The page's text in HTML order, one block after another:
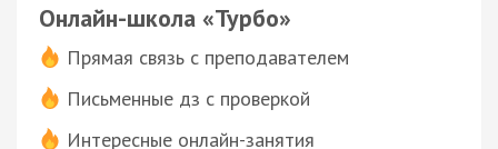
Онлайн-школа «Турбо»
Прямая связь с преподавателем
Письменные дз с проверкой
Интересные онлайн-занятия